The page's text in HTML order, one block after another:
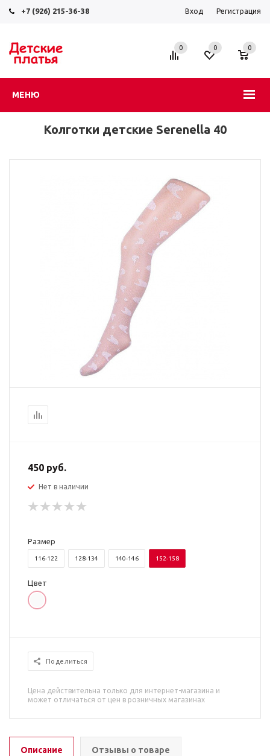
+7 (926) 215-36-38 Вход Регистрация
МЕНЮ
0 0 0
Колготки детские Serenella 40
450 руб.
Нет в наличии
Размер
116-122 128-134 140-146 152-158
Цвет
Поделиться
Цена действительна только для интернет-магазина и
может отличаться от цен в розничных магазинах
Описание Отзывы о товаре